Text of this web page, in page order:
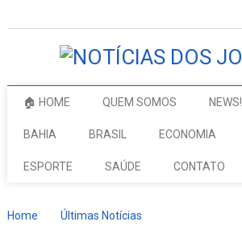
🏠 HOME QUEM SOMOS NEWS!
BAHIA BRASIL ECONOMIA
ESPORTE SAÚDE CONTATO
Home Últimas Notícias